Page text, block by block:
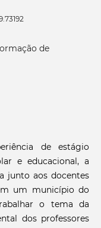
de
de estágio
e educacional, a
junto aos docentes
um município do
o tema da
dos professores